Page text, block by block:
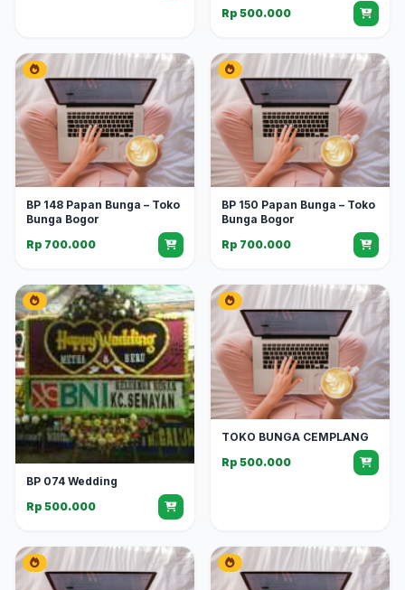
Rp 500.000
BP 148 Papan Bunga – Toko
Bunga Bogor
Rp 700.000
BP 150 Papan Bunga – Toko
Bunga Bogor
Rp 700.000
BP 074 Wedding
Rp 500.000
TOKO BUNGA CEMPLANG
Rp 500.000